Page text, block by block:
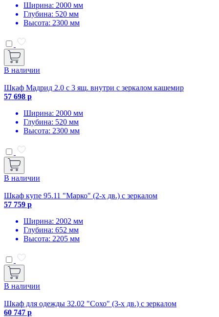
Ширина: 2000 мм
Глубина: 520 мм
Высота: 2300 мм
В наличии
Шкаф Мадрид 2.0 с 3 ящ. внутри с зеркалом кашемир
57 698 р
Ширина: 2000 мм
Глубина: 520 мм
Высота: 2300 мм
В наличии
Шкаф купе 95.11 "Марко" (2-х дв.) с зеркалом
57 759 р
Ширина: 2002 мм
Глубина: 652 мм
Высота: 2205 мм
В наличии
Шкаф для одежды 32.02 "Сохо" (3-х дв.) с зеркалом
60 747 р